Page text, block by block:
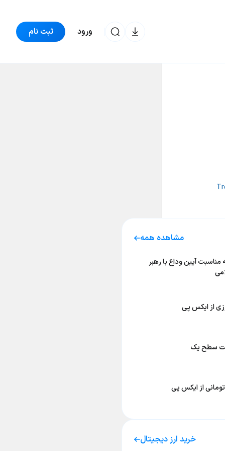
ورود ثبت نام
مشاهده همه
مناسبت آیین وداع با رهبر
از ایکس پی
سطح یک
از ایکس پی
خرید ارز دیجیتال